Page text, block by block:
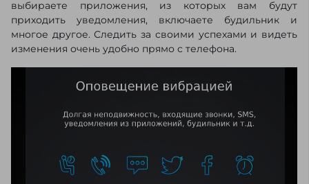
выбираете приложения, из которых вам будут
приходить уведомления, включаете будильник и
многое другое. Следить за своими успехами и видеть
изменения очень удобно прямо с телефона.